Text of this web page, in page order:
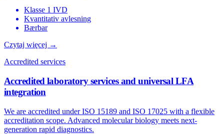
Klasse 1 IVD
Kvantitativ avlesning
Bærbar
Czytaj więcej →
Accredited services
Accredited laboratory services and universal LFA
integration
We are accredited under ISO 15189 and ISO 17025 with a flexible
accreditation scope. Advanced molecular biology meets next-
generation rapid diagnostics.